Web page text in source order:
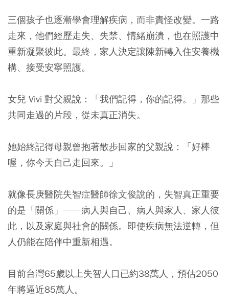
三個孩子也逐漸學會理解疾病，而非責怪改變。一路
走來，他們經歷走失、失禁、情緒崩潰，也在照護中
重新凝聚彼此。最終，家人決定讓陳新轉入住安養機
構、接受安寧照護。
女兒 Vivi 對父親說：「我們記得，你的記得。」那些
共同走過的片段，從未真正消失。
她始終記得母親曾抱著散步回家的父親說：「好棒
喔，你今天自己走回來。」
就像長庚醫院失智症醫師徐文俊說的，失智真正重要
的是「關係」──病人與自己、病人與家人、家人彼
此，以及家庭與社會的關係。即使疾病無法逆轉，但
人仍能在陪伴中重新相遇。
目前台灣65歲以上失智人口已約38萬人，預估2050
年將逼近85萬人。